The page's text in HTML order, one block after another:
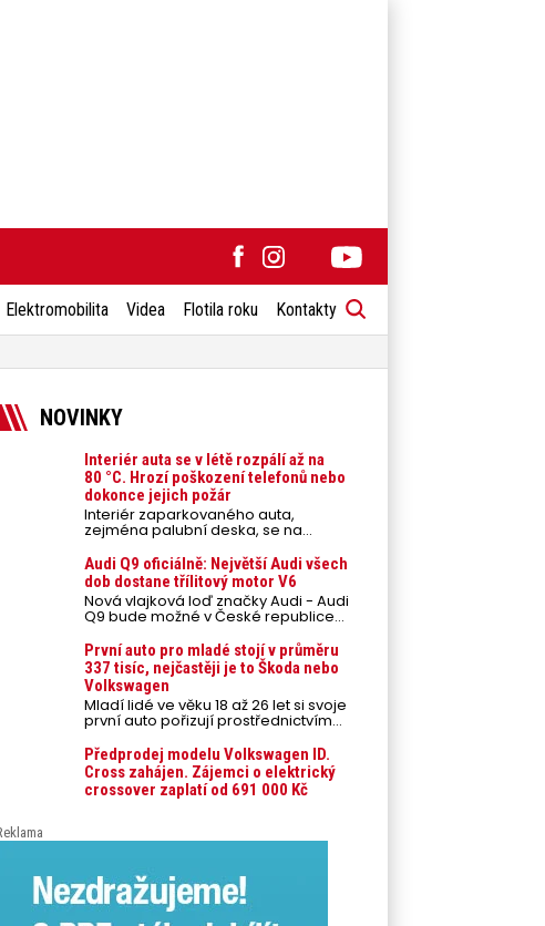
Elektromobilita Videa Flotila roku Kontakty
NOVINKY
Interiér auta se v létě rozpálí až na
80 °C. Hrozí poškození telefonů nebo
dokonce jejich požár
Interiér zaparkovaného auta,
zejména palubní deska, se na
přímém slunci může během letních
veder rozpálit až na 80 °C. Takové
teploty představují nebezpečí pro
odložené mobilní telefony,
powerbanky nebo notebooky. Můžou
urychlit stárnutí baterií, poškodit
případech i zvýšit riziko požáru.
Audi Q9 oficiálně: Největší Audi všech
dob dostane třílitový motor V6
Nová vlajková loď značky Audi - Audi
Q9 bude možné v České republice
objednávat od prvního srpnového
týdne 2026, kde budou oznámeny
také české ceny.
První auto pro mladé stojí v průměru
337 tisíc, nejčastěji je to Škoda nebo
Volkswagen
Mladí lidé ve věku 18 až 26 let si svoje
první auto pořizují prostřednictvím
úvěrového financování jako ojeté. Je
to tak u 93,3 % lidí, jen 6,7 % si pořídí
nové auto. Průměrná pořizovací
cena vozu dosahuje 337 tisíc korun a
průměrná financovaná částka
posledních 10 let (2016–2026).
Předprodej modelu Volkswagen ID.
Cross zahájen. Zájemci o elektrický
crossover zaplatí od 691 000 Kč